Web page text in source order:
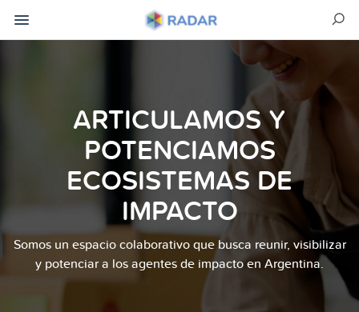
ARTICULAMOS Y
POTENCIAMOS
ECOSISTEMAS DE
IMPACTO
Somos un espacio colaborativo que busca reunir, visibilizar
y potenciar a los agentes de impacto en Argentina.